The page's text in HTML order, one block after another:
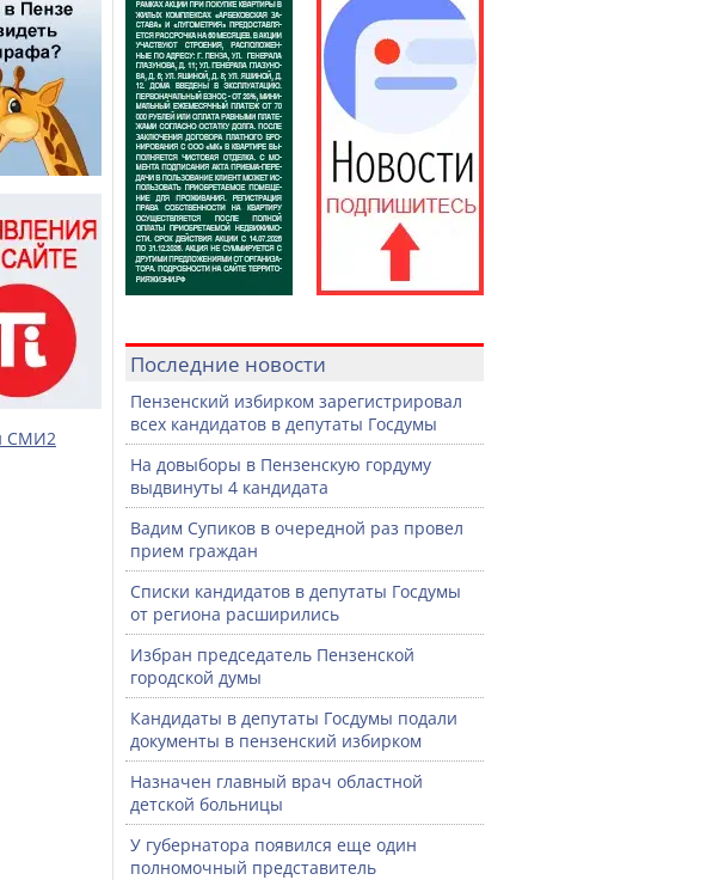
СМИ2
Последние новости
Пензенский избирком зарегистрировал
всех кандидатов в депутаты Госдумы
На довыборы в Пензенскую гордуму
выдвинуты 4 кандидата
Вадим Супиков в очередной раз провел
прием граждан
Списки кандидатов в депутаты Госдумы
от региона расширились
Избран председатель Пензенской
городской думы
Кандидаты в депутаты Госдумы подали
документы в пензенский избирком
Назначен главный врач областной
детской больницы
У губернатора появился еще один
полномочный представитель